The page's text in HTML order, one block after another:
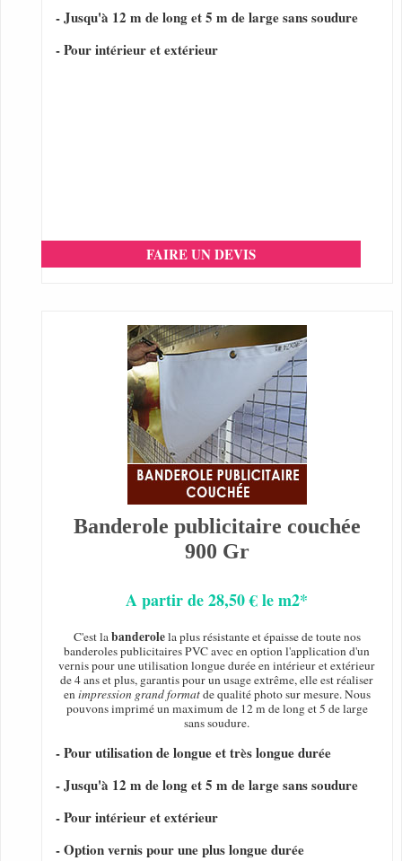
- Jusqu'à 12 m de long et 5 m de large sans soudure
- Pour intérieur et extérieur
FAIRE UN DEVIS
Banderole publicitaire couchée
900 Gr
A partir de 28,50 € le m2*
C'est labanderolela plus résistante et épaisse de toute nos
banderoles publicitaires PVC avec en option l'application d'un
vernis pour une utilisation longue durée en intérieur et extérieur
de 4 ans et plus, garantis pour un usage extrême, elle est réaliser
enimpression grand formatde qualité photo sur mesure. Nous
pouvons imprimé un maximum de 12 m de long et 5 de large
sans soudure.
- Pour utilisation de longue et très longue durée
- Jusqu'à 12 m de long et 5 m de large sans soudure
- Pour intérieur et extérieur
- Option vernis pour une plus longue durée